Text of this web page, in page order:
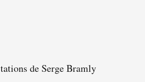
de Serge Bramly